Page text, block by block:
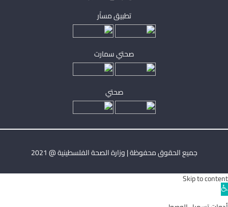
تطبيق مساْر
صحتي سمارت
صحتي
جميع الحقوق محفوظة | وزارة الصحة الفلسطينية @ 2021
Skip to content
Open
toolbar